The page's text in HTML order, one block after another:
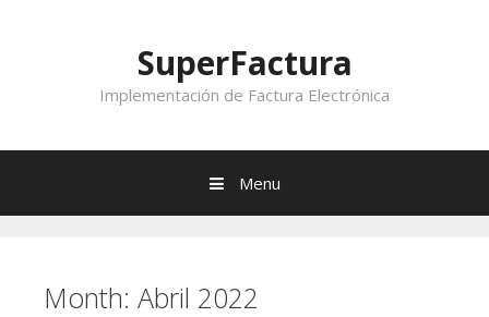
SuperFactura
Implementación de Factura Electrónica
Menu
Month: Abril 2022